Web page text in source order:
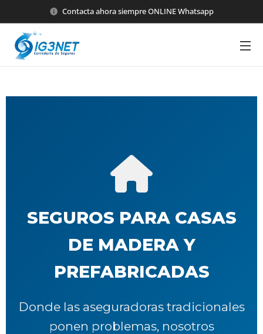
Contacta ahora siempre ONLINE Whatsapp
SEGUROS PARA CASAS
DE MADERA Y
PREFABRICADAS
Donde las aseguradoras tradicionales
ponen problemas, nosotros